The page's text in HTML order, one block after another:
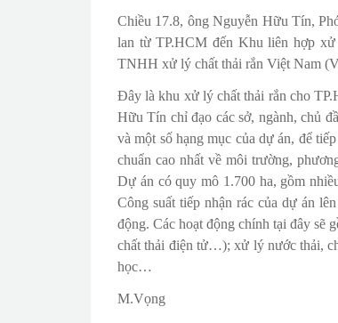
Chiều 17.8, ông Nguyễn Hữu Tín,
lan từ TP.HCM đến Khu liên hợp
TNHH xử lý chất thải rắn Việt Nam
Đây là khu xử lý chất thải rắn cho
Hữu Tín chỉ đạo các sở, ngành, chủ
và một số hạng mục của dự án, để
chuẩn cao nhất về môi trường,
Dự án có quy mô 1.700 ha, gồm
Công suất tiếp nhận rác của dự án
động. Các hoạt động chính tại đây sẽ
chất thải điện tử…); xử lý nước thải,
học…
M.Vọng